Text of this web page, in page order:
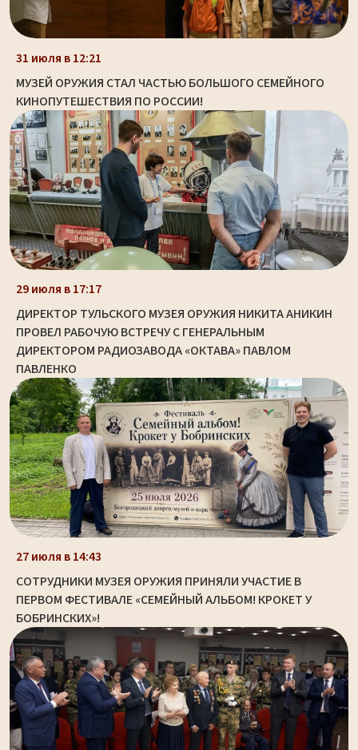
31 июля в 12:21
МУЗЕЙ ОРУЖИЯ СТАЛ ЧАСТЬЮ БОЛЬШОГО СЕМЕЙНОГО
КИНОПУТЕШЕСТВИЯ ПО РОССИИ!
29 июля в 17:17
ДИРЕКТОР ТУЛЬСКОГО МУЗЕЯ ОРУЖИЯ НИКИТА АНИКИН
ПРОВЕЛ РАБОЧУЮ ВСТРЕЧУ С ГЕНЕРАЛЬНЫМ
ДИРЕКТОРОМ РАДИОЗАВОДА «ОКТАВА» ПАВЛОМ
ПАВЛЕНКО
27 июля в 14:43
СОТРУДНИКИ МУЗЕЯ ОРУЖИЯ ПРИНЯЛИ УЧАСТИЕ В
ПЕРВОМ ФЕСТИВАЛЕ «СЕМЕЙНЫЙ АЛЬБОМ! КРОКЕТ У
БОБРИНСКИХ»!